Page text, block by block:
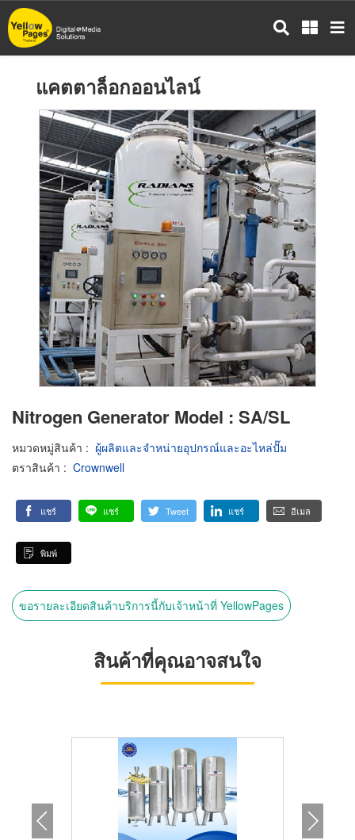
ข้าม
ไป
แคตตาล็อกออนไลน์
Nitrogen Generator Model : SA/SL
หมวดหมู่สินค้า : ผู้ผลิตและจำหน่ายอุปกรณ์และอะไหล่ปั๊ม
ตราสินค้า : Crownwell
แชร์ แชร์ Tweet แชร์ อีเมล
พิมพ์
ขอรายละเอียดสินค้าบริการนี้กับเจ้าหน้าที่ YellowPages
สินค้าที่คุณอาจสนใจ